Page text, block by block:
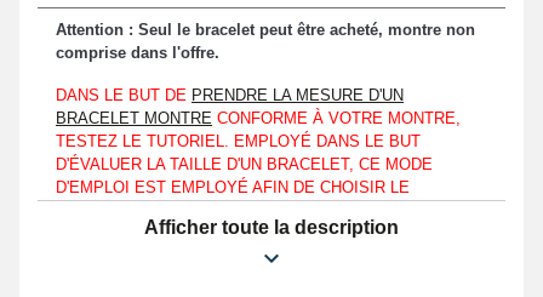
Attention : Seul le bracelet peut être acheté, montre non
comprise dans l'offre.
DANS LE BUT DE PRENDRE LA MESURE D'UN
BRACELET MONTRE CONFORME À VOTRE MONTRE,
TESTEZ LE TUTORIEL. EMPLOYÉ DANS LE BUT
D'ÉVALUER LA TAILLE D'UN BRACELET, CE MODE
D'EMPLOI EST EMPLOYÉ AFIN DE CHOISIR LE
MONTRE CLASSIQUE SOIT DE TYPE INVICTA, SKAGEN
OU ÉGALEMENT UNE OOZOO.
Afficher toute la description